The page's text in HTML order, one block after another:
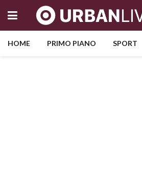
HOME PRIMO PIANO SPORT